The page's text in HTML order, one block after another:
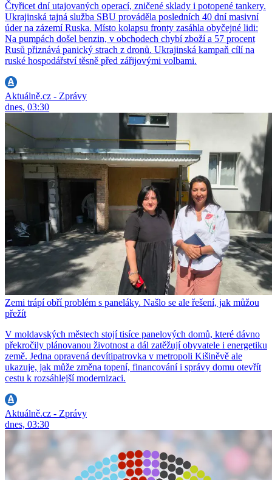
Čtyřicet dní utajovaných operací, zničené sklady i potopené tankery.
Ukrajinská tajná služba SBU prováděla posledních 40 dní masivní
úder na zázemí Ruska. Místo kolapsu fronty zasáhla obyčejné lidi:
Na pumpách došel benzin, v obchodech chybí zboží a 57 procent
Rusů přiznává panický strach z dronů. Ukrajinská kampaň cílí na
ruské hospodářství těsně před zářijovými volbami.
Aktuálně.cz - Zprávy
dnes, 03:30
Zemi trápí obří problém s paneláky. Našlo se ale řešení, jak můžou
přežít
V moldavských městech stojí tisíce panelových domů, které dávno
překročily plánovanou životnost a dál zatěžují obyvatele i energetiku
země. Jedna opravená devítipatrovka v metropoli Kišiněvě ale
ukazuje, jak může změna topení, financování i správy domu otevřít
cestu k rozsáhlejší modernizaci.
Aktuálně.cz - Zprávy
dnes, 03:30